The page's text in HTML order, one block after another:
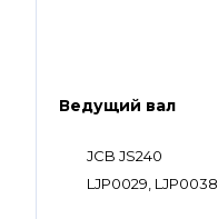
Ведущий вал
JCB JS240
LJP0029, LJP0038